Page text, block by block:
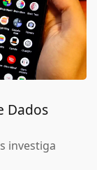
Dados
investiga